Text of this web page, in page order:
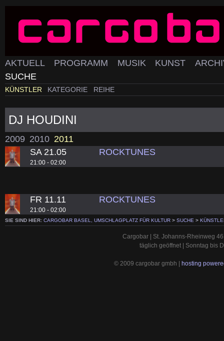
AKTUELL PROGRAMM MUSIK KUNST
SUCHE
KÜNSTLER KATEGORIE REIHE
DJ HOUDINI
2009 2010 2011
SA 21.05
21:00 - 02:00
ROCKTUNES
FR 11.11
21:00 - 02:00
ROCKTUNES
SIE SIND HIER: CARGOBAR BASEL, UMSCHLAGPLATZ FÜR KULTUR > SUCHE >
Cargobar | St. Johanns-Rheinweg
täglich geöffnet | Sonntag bis
© 2009 cargobar gmbh | hosting